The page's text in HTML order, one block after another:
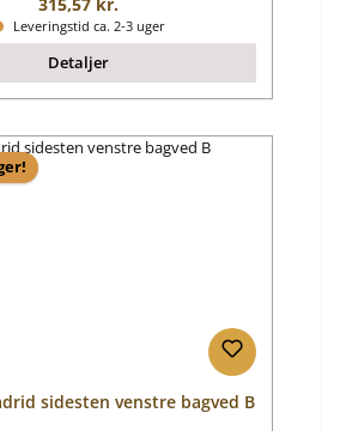
Leveringstid ca. 2-3 uger
Detaljer
sidesten venstre bagved B